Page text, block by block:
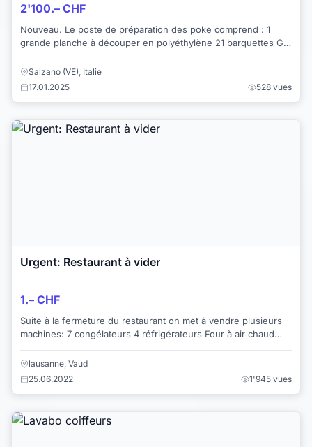
2'100.– CHF
Nouveau. Le poste de préparation des poke comprend : 1
grande planche à découper en polyéthylène 21 barquettes GN
Salzano (VE), Italie
17.01.2025
528 vues
Urgent: Restaurant à vider
1.– CHF
Suite à la fermeture du restaurant on met à vendre plusieurs
machines: 7 congélateurs 4 réfrigérateurs Four à air chaud
lausanne, Vaud
25.06.2022
1'945 vues